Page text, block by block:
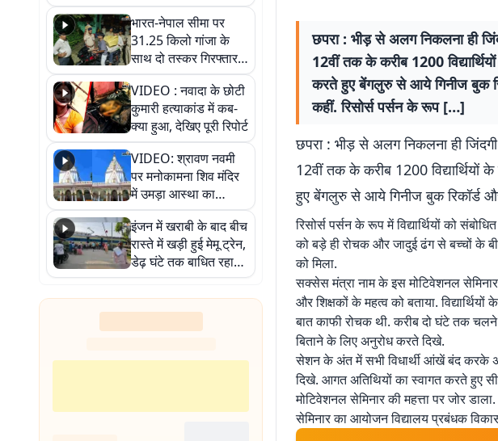
भारत-नेपाल सीमा पर
31.25 किलो गांजा के
साथ दो तस्कर गिरफ्तार,
नेपाली नंबर की बाइक
जब्त
VIDEO : नवादा के छोटी
कुमारी हत्याकांड में कब-
क्या हुआ, देखिए पूरी रिपोर्ट
VIDEO: श्रावण नवमी
पर मनोकामना शिव मंदिर
में उमड़ा आस्था का
सैलाब, हर-हर महादेव के
जयघोष से गूंजा परिसर
इंजन में खराबी के बाद बीच
रास्ते में खड़ी हुई मेमू ट्रेन,
डेढ़ घंटे तक बाधित रहा
आवागमन
छपरा : भीड़ से अलग निकलना ही
12वीं तक के करीब 1200
करते हुए बेंगलुरु से आये गिनीज बुक
कहीं. रिसोर्स पर्सन के रूप […]
छपरा : भीड़ से अलग निकलना ही
12वीं तक के करीब 1200
हुए बेंगलुरु से आये गिनीज बुक रिकॉर्ड
रिसोर्स पर्सन के रूप में विद्यार्थियों को
को बड़े ही रोचक और जादुई ढंग से बच्चों के
को मिला.
सक्सेस मंत्रा नाम के इस मोटिवेशनल सेमिनार
और शिक्षकों के महत्व को बताया.
बात काफी रोचक थी. करीब दो घंटे तक चलने
बिताने के लिए अनुरोध करते दिखे.
सेशन के अंत में सभी विधार्थी आंखें बंद करके
दिखे. आगत अतिथियों का स्वागत करते हुए
मोटिवेशनल सेमिनार की महत्ता पर जोर
सेमिनार का आयोजन विद्यालय प्रबंधक